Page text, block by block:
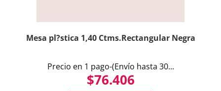
Mesa pl?stica 1,40 Ctms.Rectangular Negra
Precio en 1 pago-(Envío hasta 30...
$76.406